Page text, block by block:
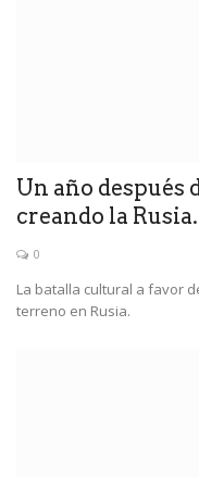
Un año después
creando la
0
La batalla cultural a favor
terreno en Rusia.